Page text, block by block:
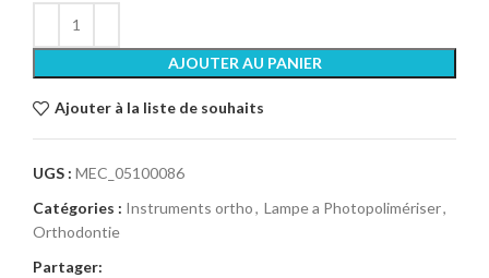
AJOUTER AU PANIER
Ajouter à la liste de souhaits
UGS : MEC_05100086
Catégories : Instruments ortho, Lampe a Photopolimériser,
Orthodontie
Partager: